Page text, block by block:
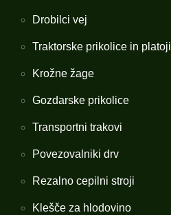
Drobilci vej
Traktorske prikolice in platoji
Krožne žage
Gozdarske prikolice
Transportni trakovi
Povezovalniki drv
Rezalno cepilni stroji
Klešče za hlodovino